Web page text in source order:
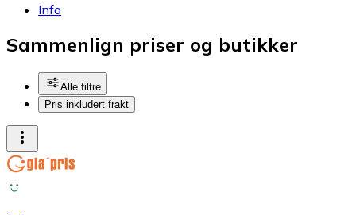
Info
Sammenlign priser og butikker
Alle filtre
Pris inkludert frakt